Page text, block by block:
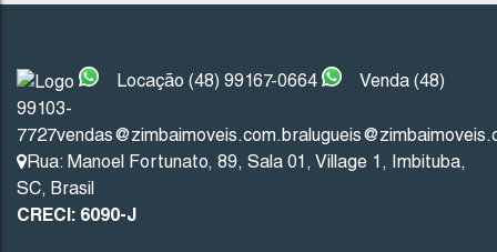
Imbituba Santa Catarina
3 2 261
1
Locação (48) 99167-0664
Venda (48)
99103-
7727vendas@zimbaimoveis.com.br
Rua: Manoel Fortunato, 89, Sala 01, Village 1, Imbituba,
SC, Brasil
CRECI: 6090-J